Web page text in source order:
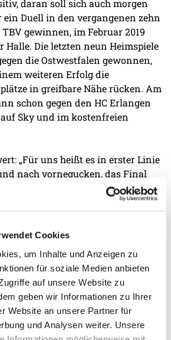
Cookies
um Inhalte und Anzeigen zu
für soziale Medien anbieten
auf unsere Website zu
geben wir Informationen zu Ihrer
Website an unsere Partner für
und Analysen weiter. Unsere
daran soll sich auch morgen
Duell in den vergangenen zehn
gewinnen, im Februar 2019
Halle. Die letzten neun Heimspiele
die Ostwestfalen gewonnen,
weiteren Erfolg die
in greifbare Nähe rücken. Am
schon gegen den HC Erlangen
Sky und im kostenfreien
„Für uns heißt es in erster Linie
nach vornegucken, das Final
Mit Lemgo erwartet uns
gut drauf ist und zuletzt auch
Bjarki Elisson. Wir müssen es
müssen durch den Einsatz
werden."